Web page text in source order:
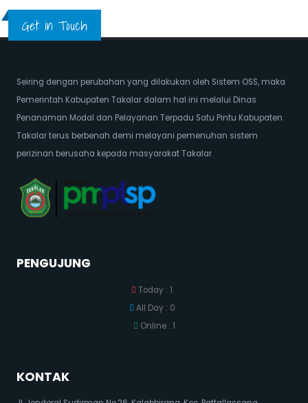
Get in Touch
Seiring dengan perubahan yang dilakukan oleh Sistem OSS, maka
Pemerintah Kabupaten Takalar dalam hal ini melalui Dinas
Penanaman Modal dan Pelayanan Terpadu Satu Pintu Kabupaten
Takalar terus berbenah demi melayani pemenuhan sistem
perizinan berusaha kepada masyarakat Takalar.
PENGUJUNG
Today : 1
All Day : 0
Online : 1
KONTAK